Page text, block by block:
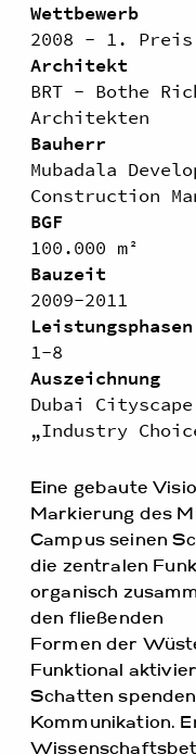
Wettbewerb
2008 - 1. Preis
Architekt
BRT - Bothe
Architekten
Bauherr
Mubadala
Construction
BGF
100.000 m²
Bauzeit
2009-2011
Leistungsphasen
1-8
Auszeichnung
Dubai
„Industry
Eine gebaute
Markierung des
Campus seinen
die zentralen
organisch
den fließenden
Formen der
Funktional
Schatten
Kommunikation.